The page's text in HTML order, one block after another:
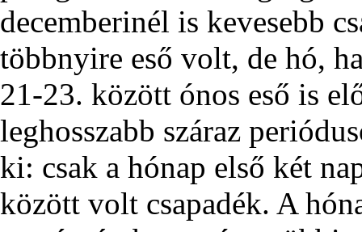
decemberinél is kevesebb
többnyire eső volt, de hó,
21-23. között ónos eső is
leghosszabb száraz
ki: csak a hónap első két
között volt csapadék. A